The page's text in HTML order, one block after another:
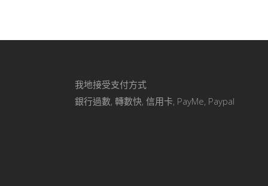
我地接受支付方式
銀行過數, 轉數快, 信用卡, PayMe, Paypal